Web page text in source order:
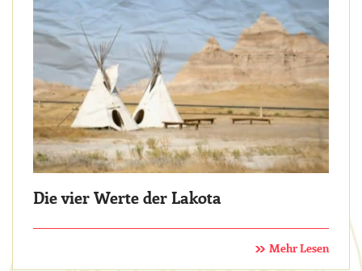
Die vier Werte der Lakota
Mehr Lesen